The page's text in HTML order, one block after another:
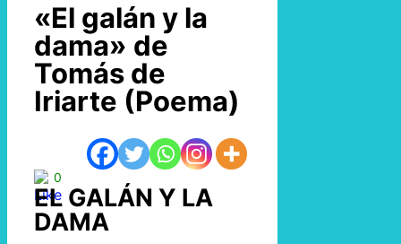
«El galán y la
dama» de
Tomás de
Iriarte (Poema)
0
EL GALÁN Y LA
DAMA